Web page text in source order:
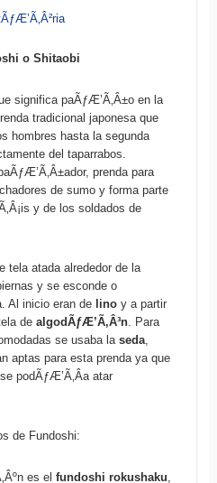
o Shitaobi
significa paÃƒÆ’Ã‚Â±o en la
tradicional japonesa que
hombres hasta la segunda
del taparrabos.
prenda para
de sumo y forma parte
y de los soldados de
tela atada alrededor de la
y se esconde o
Al inicio eran de linoy a partir
de algodÃƒÆ’Ã‚Â³n. Para
se usaba la seda,
aptas para esta prenda ya que
podÃƒÆ’Ã‚Â­a atar
de Fundoshi:
es el fundoshi rokushaku,